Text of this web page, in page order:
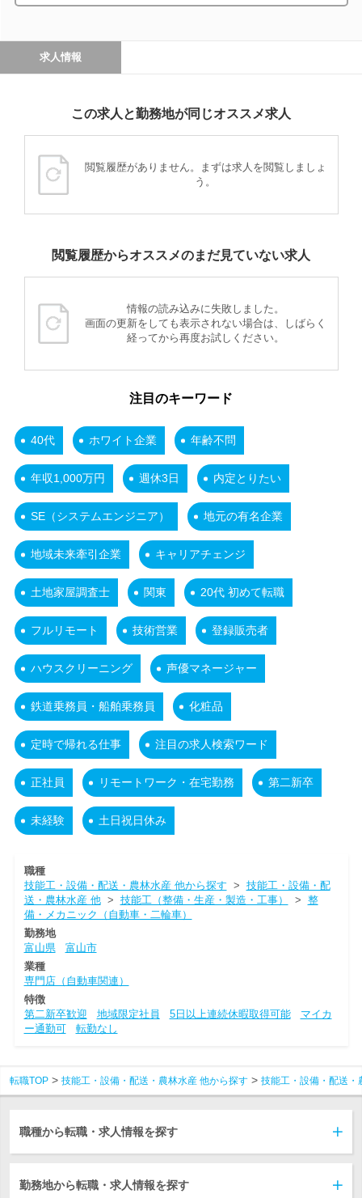
求人情報
この求人と勤務地が同じオススメ求人
閲覧履歴がありません。まずは求人を閲覧しましょ
う。
閲覧履歴からオススメのまだ見ていない求人
情報の読み込みに失敗しました。
画面の更新をしても表示されない場合は、しばらく
経ってから再度お試しください。
注目のキーワード
40代 ホワイト企業 年齢不問
年収1,000万円 週休3日 内定とりたい
SE（システムエンジニア） 地元の有名企業
地域未来牽引企業 キャリアチェンジ
土地家屋調査士 関東 20代 初めて転職
フルリモート 技術営業 登録販売者
ハウスクリーニング 声優マネージャー
鉄道乗務員・船舶乗務員 化粧品
定時で帰れる仕事 注目の求人検索ワード
正社員 リモートワーク・在宅勤務 第二新卒
未経験 土日祝日休み
職種
技能工・設備・配送・農林水産 他から探す > 技能工・設備・配
送・農林水産 他> 技能工（整備・生産・製造・工事） > 整
備・メカニック（自動車・二輪車）
勤務地
富山県
富山市
業種
専門店（自動車関連）
特徴
第二新卒歓迎
地域限定社員 5日以上連続休暇取得可能
マイカ
ー通勤可
転勤なし
転職TOP 技能工・設備・配送・農林水産 他から探す 技能工・設備・配送・
職種から転職・求人情報を探す
勤務地から転職・求人情報を探す